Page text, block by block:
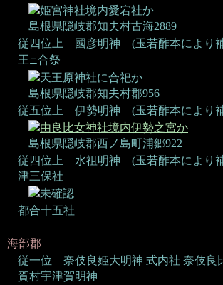
姫宮神社境内愛宕社か
島根県隠岐郡知夫村古海2889
従四位上 國彦明神 (玉若酢本により
王 ニ合祭
天王原神社に合祀か
島根県隠岐郡知夫村郡956
従五位上 伊勢明神 (玉若酢本により
由良比女神社境内伊勢之宮か
島根県隠岐郡西ノ島町浦郷922
従四位上 水祖明神 (玉若酢本により
津三保社
未確認
都合十五社
海部郡
従一位 奈伎良姫大明神 式内社 奈伎良
賀村宇津賀明神